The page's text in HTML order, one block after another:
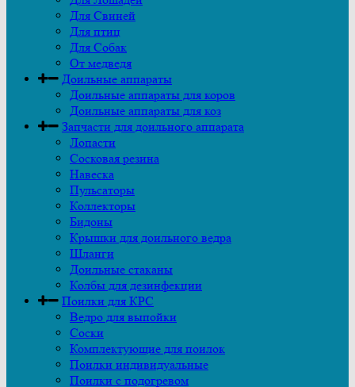
Для Свиней
Для птиц
Для Собак
От медведя
Доильные аппараты
Доильные аппараты для коров
Доильные аппараты для коз
Запчасти для доильного аппарата
Лопасти
Сосковая резина
Навеска
Пульсаторы
Коллекторы
Бидоны
Крышки для доильного ведра
Шланги
Доильные стаканы
Колбы для дезинфекции
Поилки для КРС
Ведро для выпойки
Соски
Комплектующие для поилок
Поилки индивидуальные
Поилки с подогревом